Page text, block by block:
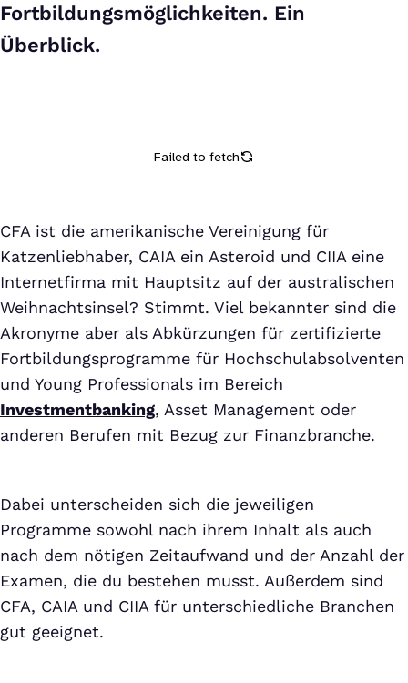
Fortbildungsmöglichkeiten. Ein
Überblick.
CFA ist die amerikanische Vereinigung für
Katzenliebhaber, CAIA ein Asteroid und CIIA eine
Internetfirma mit Hauptsitz auf der australischen
Weihnachtsinsel? Stimmt. Viel bekannter sind die
Akronyme aber als Abkürzungen für zertifizierte
Fortbildungsprogramme für Hochschulabsolventen
und Young Professionals im Bereich
Investmentbanking, Asset Management oder
anderen Berufen mit Bezug zur Finanzbranche.
Dabei unterscheiden sich die jeweiligen
Programme sowohl nach ihrem Inhalt als auch
nach dem nötigen Zeitaufwand und der Anzahl der
Examen, die du bestehen musst. Außerdem sind
CFA, CAIA und CIIA für unterschiedliche Branchen
gut geeignet.